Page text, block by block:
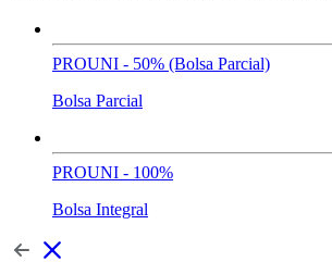
PROUNI - 50% (Bolsa Parcial)
Bolsa Parcial
PROUNI - 100%
Bolsa Integral